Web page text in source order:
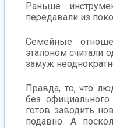
Раньше
передавали из
Семейные
эталоном считали
замуж
Правда, то, что
без
готов заводить
подавно. А